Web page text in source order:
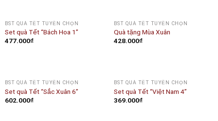
BST QUÀ TẾT TUYỂN CHỌN
Set quà Tết “Bách Hoa 1”
477.000₫
OUT OF STOCK
BST QUÀ TẾT TUYỂN CHỌN
Quà tặng Mùa Xuân
428.000₫
BST QUÀ TẾT TUYỂN CHỌN
Set quà Tết “Sắc Xuân 6”
602.000₫
BST QUÀ TẾT TUYỂN CHỌN
Set quà Tết “Việt Nam 4”
369.000₫